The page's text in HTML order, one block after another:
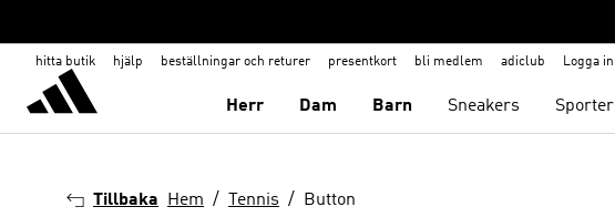
hitta butik hjälp beställningar och returer presentkort bli medlem adiclub Logga in
Herr Dam Barn Sneakers Sporter
Tillbaka Hem Tennis Button